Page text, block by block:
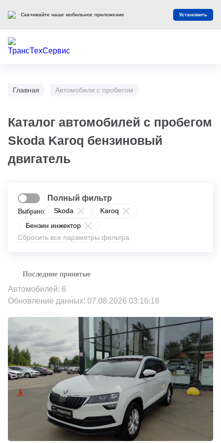
Главная Автомобили с пробегом
Каталог автомобилей с пробегом
Skoda Karoq бензиновый
двигатель
Выбрано: Skoda
Karoq
Бензин инжектор
Сбросить все параметры фильтра
Полный фильтр
Автомобилей: 6
Обновление данных: 07.08.2026 03:16:18
Скачивайте наше мобильное приложение Установить